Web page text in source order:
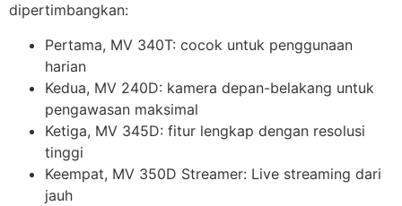
dipertimbangkan:
Pertama, MV 340T: cocok untuk penggunaan
harian
Kedua, MV 240D: kamera depan-belakang untuk
pengawasan maksimal
Ketiga, MV 345D: fitur lengkap dengan resolusi
tinggi
Keempat, MV 350D Streamer: Live streaming dari
jauh